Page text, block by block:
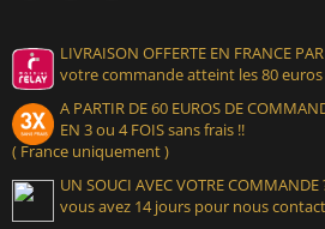
LIVRAISON OFFERTE EN FRANCE
votre commande atteint les 80 euros
A PARTIR DE 60 EUROS DE
EN 3 ou 4 FOIS sans frais !!
( France uniquement )
UN SOUCI AVEC VOTRE COMMANDE
vous avez 14 jours pour nous